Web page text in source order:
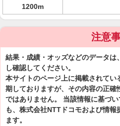
1200m
注意
結果・成績・オッズなどのデータ
し確認してください。
本サイトのページ上に掲載されて
期しておりますが、その内容の正
ではありません。 当該情報に基づ
も、株式会社NTTドコモおよび情
ます。